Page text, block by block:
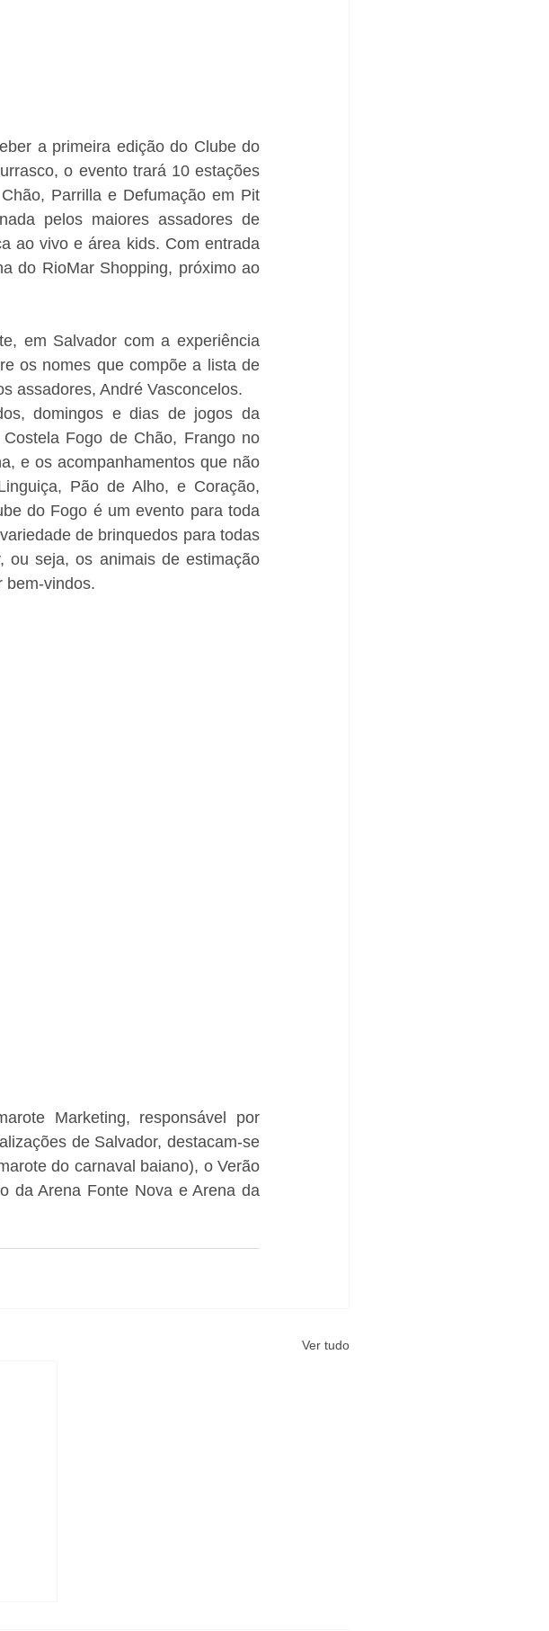
a primeira edição do Clube do
o evento trará 10 estações
Parrilla e Defumação em Pit
pelos maiores assadores de
ao vivo e área kids. Com entrada
do RioMar Shopping, próximo ao
em Salvador com a experiência
os nomes que compõe a lista de
assadores, André Vasconcelos.
domingos e dias de jogos da
Fogo de Chão, Frango no
e os acompanhamentos que não
Pão de Alho, e Coração,
do Fogo é um evento para toda
de brinquedos para todas
ou seja, os animais de estimação
bem-vindos.
Marketing, responsável por
de Salvador, destacam-se
do carnaval baiano), o Verão
da Arena Fonte Nova e Arena da
Ver tudo